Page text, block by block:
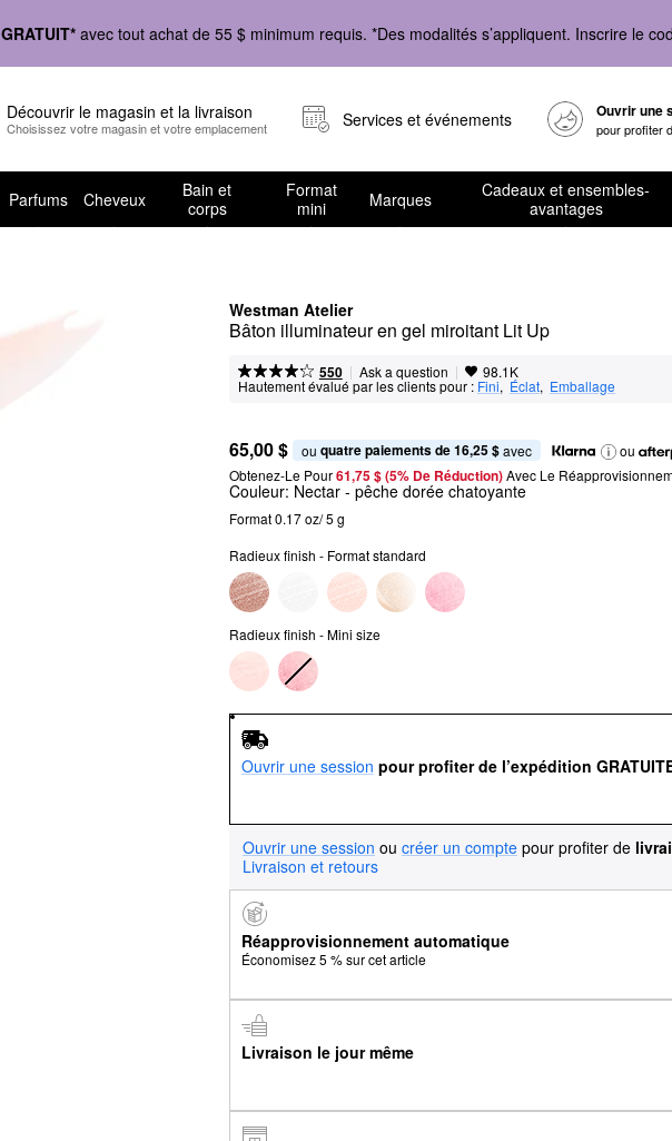
GRATUIT* avec tout achat de 55 $ minimum requis. *Des modalités s’appliquent. Inscrire le
Découvrir le magasin et la livraison
Choisissez votre magasin et votre emplacement Services et événements Ouvrir une
pour profiter
Parfums Cheveux
Bain et
corps
Format
mini
Marques
Cadeaux et ensembles-
avantages
Westman Atelier
Bâton illuminateur en gel miroitant Lit Up
550 | Ask a question | 98.1K
Hautement évalué par les clients pour : Fini, Éclat, Emballage
65,00 $ ou quatre paiements de 16,25 $ avec
ou
Obtenez-Le Pour61,75 $ (5% De Réduction) Avec Le
Couleur: Nectar - pêche dorée chatoyante
Format 0.17 oz/ 5 g
Radieux finish - Format standard
Radieux finish - Mini size
Ouvrir une session pour profiter de l’expédition
Ouvrir une session ou créer un compte pour profiter de
Livraison et retours
Réapprovisionnement automatique
Économisez 5 % sur cet article
Livraison le jour même